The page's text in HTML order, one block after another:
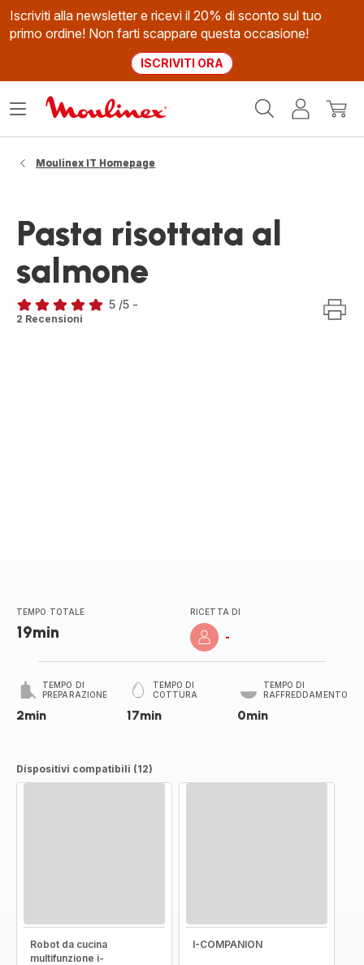
Iscriviti alla newsletter e ricevi il 20% di sconto sul tuo
primo ordine! Non farti scappare questa occasione!
ISCRIVITI ORA
Il
Apri
Moulinex IT Homepage
Pasta risottata al
salmone
Recensione
5 /5 -
2 Recensioni
TEMPO TOTALE
19min
RICETTA DI
-
TEMPO DI
PREPARAZIONE
2min
TEMPO DI
COTTURA
17min
TEMPO DI
RAFFREDDAMENTO
0min
Dispositivi compatibili (12)
Robot da cucina
multifunzione i-
I-COMPANION